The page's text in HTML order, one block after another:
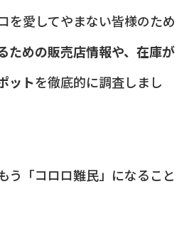
を愛してやまない皆様のため
ための販売店情報や、在庫が
ットを徹底的に調査しまし
う「コロロ難民」になること